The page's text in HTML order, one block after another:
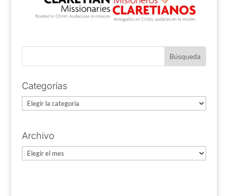
Categorías
Categorías
Archivo
Archivo